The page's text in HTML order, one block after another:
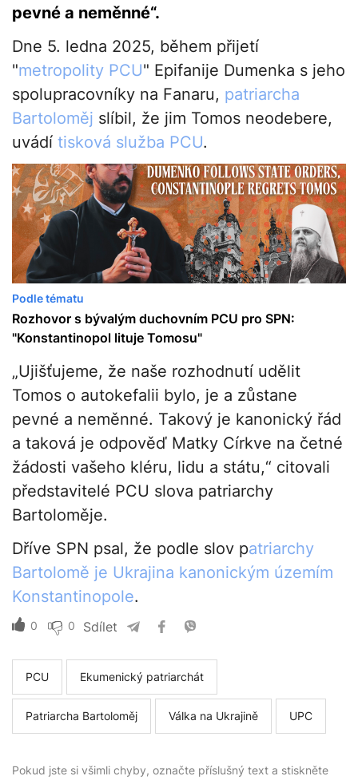
pevné a neměnné“.
Dne 5. ledna 2025, během přijetí
"metropolity PCU" Epifanije Dumenka s jeho
spolupracovníky na Fanaru, patriarcha
Bartoloměj slíbil, že jim Tomos neodebere,
uvádí tisková služba PCU.
Podle tématu
Rozhovor s bývalým duchovním PCU pro SPN:
"Konstantinopol lituje Tomosu"
„Ujišťujeme, že naše rozhodnutí udělit
Tomos o autokefalii bylo, je a zůstane
pevné a neměnné. Takový je kanonický řád
a taková je odpověď Matky Církve na četné
žádosti vašeho kléru, lidu a státu,“ citovali
představitelé PCU slova patriarchy
Bartoloměje.
Dříve SPN psal, že podle slov patriarchy
Bartolomě je Ukrajina kanonickým územím
Konstantinopole.
0 0 Sdílet
PCU Ekumenický patriarchát
Patriarcha Bartoloměj Válka na Ukrajině UPC
Pokud jste si všimli chyby, označte příslušný text a stiskněte